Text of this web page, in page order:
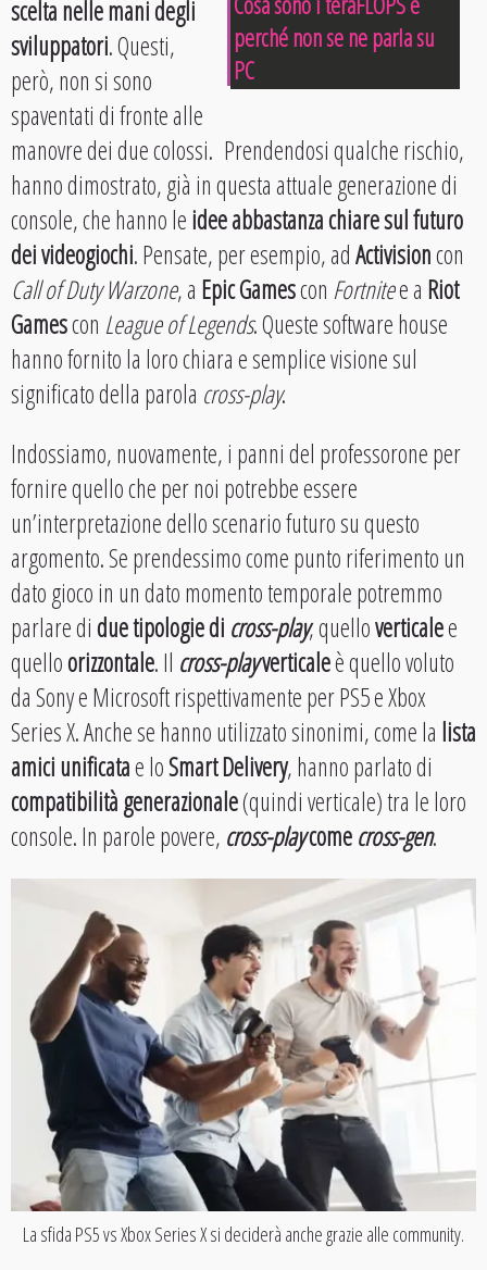
perché non se ne parla su
PC
scelta nelle mani degli
sviluppatori. Questi,
però, non si sono
spaventati di fronte alle
manovre dei due colossi. Prendendosi qualche rischio,
hanno dimostrato, già in questa attuale generazione di
console, che hanno leidee abbastanza chiare sul futuro
dei videogiochi. Pensate, per esempio, adActivisioncon
Call of Duty Warzone, a Epic Gamescon Fortnitee a Riot
Gamescon League of Legends. Queste software house
hanno fornito la loro chiara e semplice visione sul
significato della parola cross-play.
Indossiamo, nuovamente, i panni del professorone per
fornire quello che per noi potrebbe essere
un’interpretazione dello scenario futuro su questo
argomento. Se prendessimo come punto riferimento un
dato gioco in un dato momento temporale potremmo
parlare didue tipologie di cross-play, quelloverticalee
quelloorizzontale. Il cross-playverticaleè quello voluto
da Sony e Microsoft rispettivamente per PS5 e Xbox
Series X. Anche se hanno utilizzato sinonimi, come la lista
amici unificatae loSmart Delivery, hanno parlato di
compatibilità generazionale(quindi verticale) tra le loro
console. In parole povere, cross-playcomecross-gen.
La sfida PS5 vs Xbox Series X si deciderà anche grazie alle community.